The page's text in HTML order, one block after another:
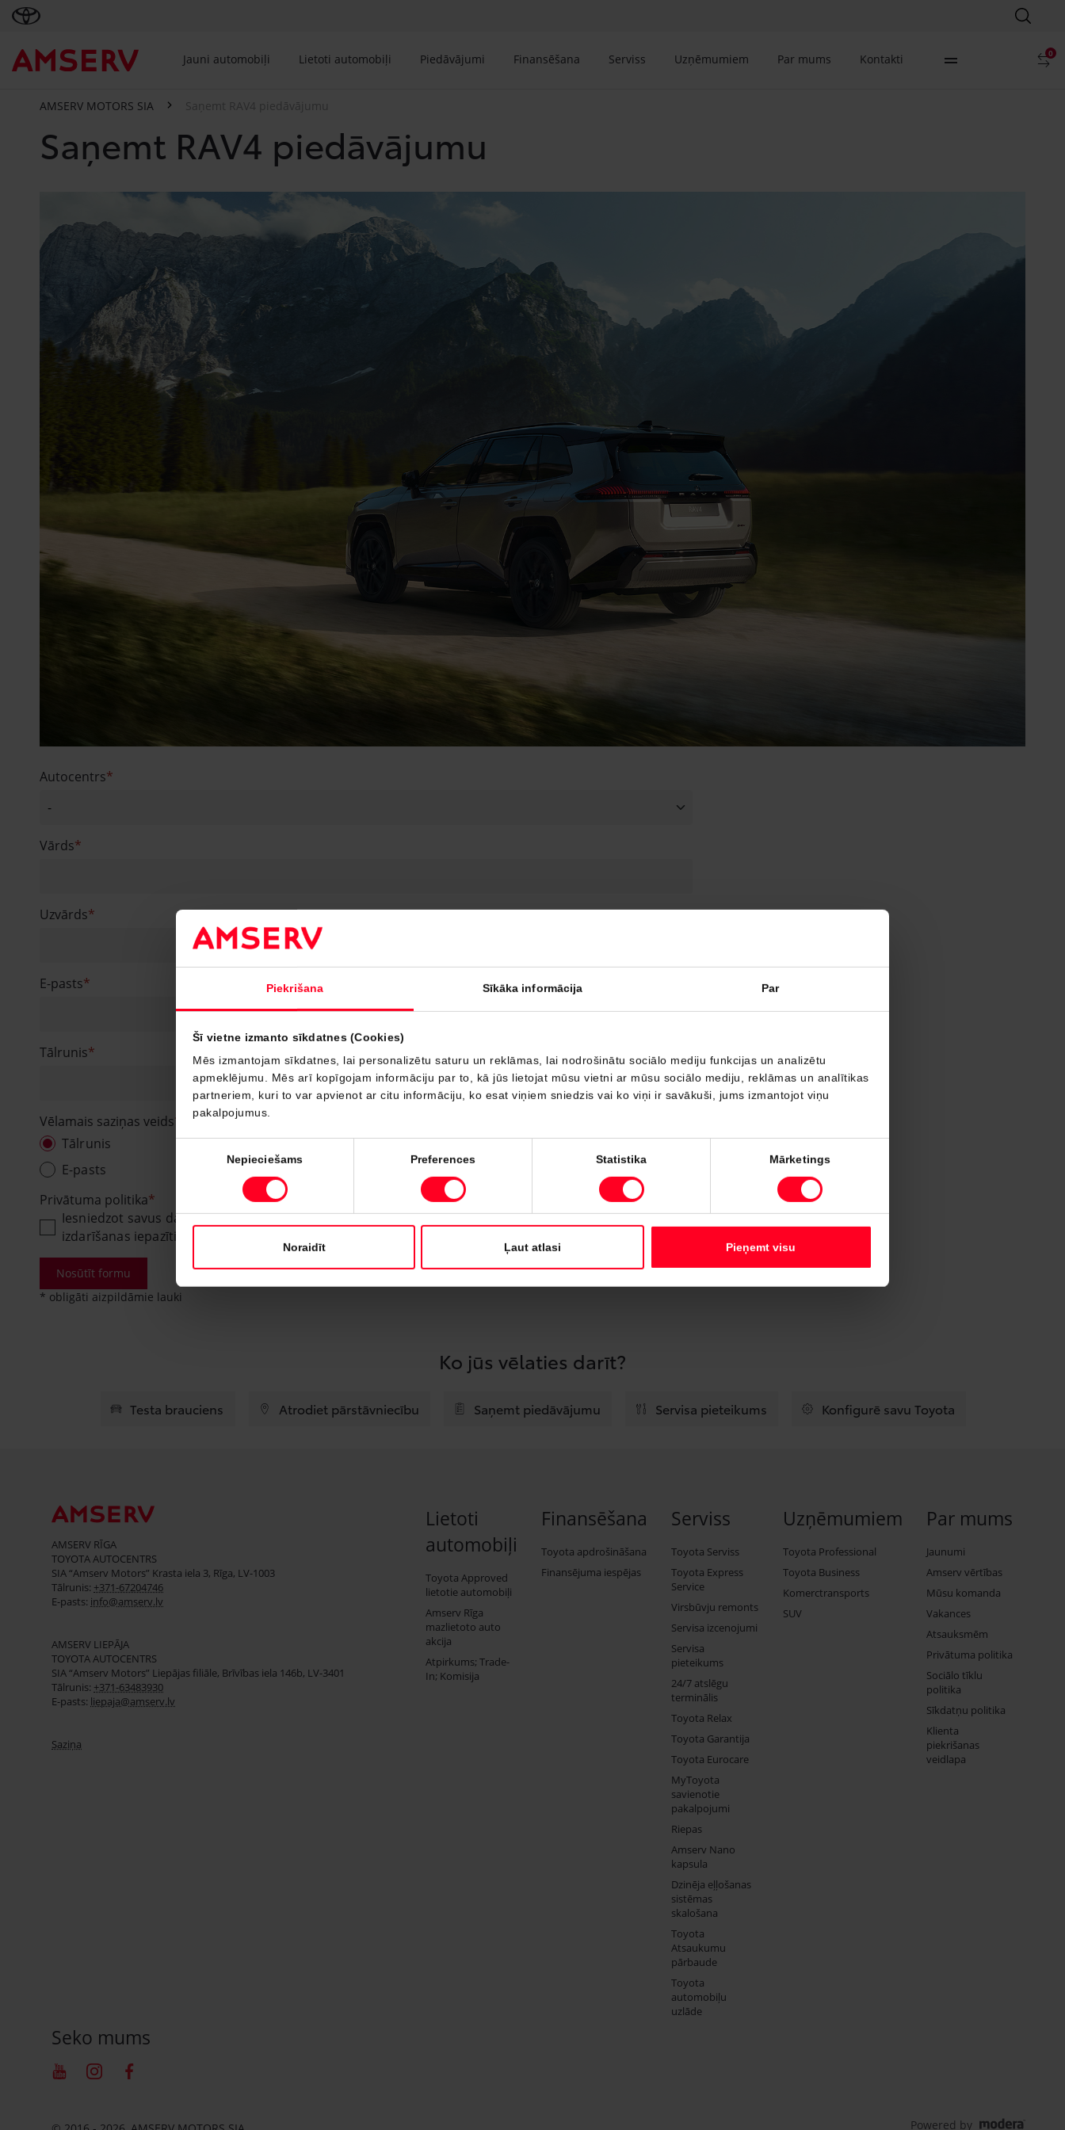
Piekrišana Sīkāka informācija Par
Šī vietne izmanto sīkdatnes (Cookies)
Mēs izmantojam sīkdatnes, lai personalizētu saturu un reklāmas, lai nodrošinātu sociālo mediju funkcijas un analizētu
apmeklējumu. Mēs arī kopīgojam informāciju par to, kā jūs lietojat mūsu vietni ar mūsu sociālo mediju, reklāmas un analītikas
partneriem, kuri to var apvienot ar citu informāciju, ko esat viņiem sniedzis vai ko viņi ir savākuši, jums izmantojot viņu
pakalpojumus.
Nepieciešams Preferences Statistika Mārketings
Noraidīt Ļaut atlasi Pieņemt visu
0
Jauni automobiļi Lietoti automobiļi Piedāvājumi Finansēšana Serviss Uzņēmumiem Par mums Kontakti
AMSERV MOTORS SIA Saņemt RAV4 piedāvājumu
Saņemt RAV4 piedāvājumu
Autocentrs
Vārds
Uzvārds
E-pasts
Tālrunis
Vēlamais saziņas veids
Tālrunis
E-pasts
Privātuma politika
Iesniedzot savus datus, Jūs piekrītat, ka dati tiks apstrādāti un uzglabāti. Lūgums pirms lēmuma
izdarīšanas iepazīties ar Amserv datu apstrādes politikas nosacījumiem!
Nosūtīt formu
* obligāti aizpildāmie lauki
Ko jūs vēlaties darīt?
Testa brauciens Atrodiet pārstāvniecību Saņemt piedāvājumu Servisa pieteikums Konfigurē savu Toyota
AMSERV RĪGA
TOYOTA AUTOCENTRS
SIA “Amserv Motors” Krasta iela 3, Rīga, LV-1003
Tālrunis: +371-67204746
E-pasts: info@amserv.lv
AMSERV LIEPĀJA
TOYOTA AUTOCENTRS
SIA “Amserv Motors” Liepājas filiāle, Brīvības iela 146b, LV-3401
Tālrunis: +371-63483930
E-pasts: liepaja@amserv.lv
Saziņa
Lietoti
automobiļi
Toyota Approved
lietotie automobiļi
Amserv Rīga
mazlietoto auto
akcija
Atpirkums; Trade-
In; Komisija
Finansēšana
Toyota apdrošināšana
Finansējuma iespējas
Serviss
Toyota Serviss
Toyota Express
Service
Virsbūvju remonts
Servisa izcenojumi
Servisa
pieteikums
24/7 atslēgu
terminālis
Toyota Relax
Toyota Garantija
Toyota Eurocare
MyToyota
savienotie
pakalpojumi
Riepas
Amserv Nano
kapsula
Dzinēja eļļošanas
sistēmas
skalošana
Toyota
Atsaukumu
pārbaude
Toyota
automobiļu
uzlāde
Uzņēmumiem
Toyota Professional
Toyota Business
Komerctransports
SUV
Par mums
Jaunumi
Amserv vērtības
Mūsu komanda
Vakances
Atsauksmēm
Privātuma politika
Sociālo tīklu
politika
Sīkdatņu politika
Klienta
piekrišanas
veidlapa
Seko mums
YoutubeInstagram
Powered by